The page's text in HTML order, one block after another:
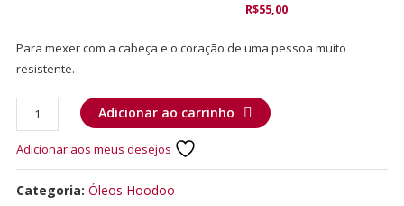
R$55,00
Para mexer com a cabeça e o coração de uma pessoa muito
resistente.
Adicionar ao carrinho
Adicionar aos meus desejos
Categoria: Óleos Hoodoo